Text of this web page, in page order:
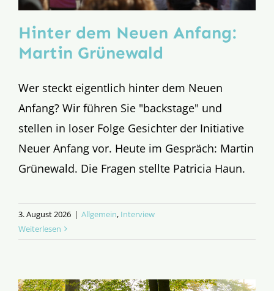
Hinter dem Neuen Anfang:
Martin Grünewald
Wer steckt eigentlich hinter dem Neuen
Anfang? Wir führen Sie "backstage" und
stellen in loser Folge Gesichter der Initiative
Neuer Anfang vor. Heute im Gespräch: Martin
Grünewald. Die Fragen stellte Patricia Haun.
3. August 2026 | Allgemein, Interview
Weiterlesen